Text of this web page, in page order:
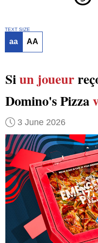
TEXT SIZE
aa AA
Siun joueur
Domino's Pizza
3 June 2026